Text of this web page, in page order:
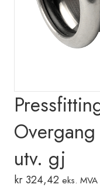
utv. gj
kr324,42 eks. MVA